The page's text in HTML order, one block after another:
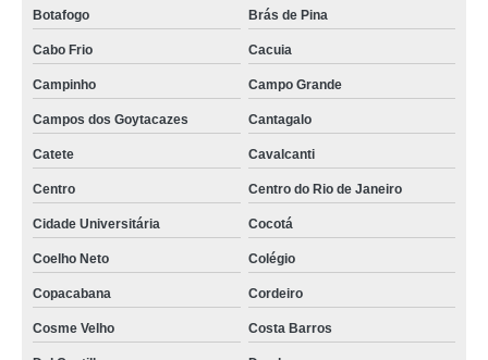
Botafogo Brás de Pina
Cabo Frio Cacuia
Campinho Campo Grande
Campos dos Goytacazes Cantagalo
Catete Cavalcanti
Centro Centro do Rio de Janeiro
Cidade Universitária Cocotá
Coelho Neto Colégio
Copacabana Cordeiro
Cosme Velho Costa Barros